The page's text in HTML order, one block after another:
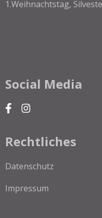
1.Weihnachtstag,
Social Media
Rechtliches
Datenschutz
Impressum